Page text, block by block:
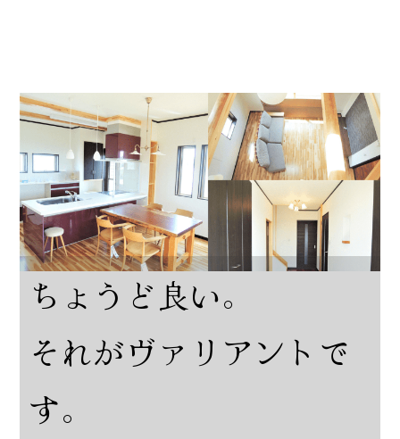
ちょうど良い。
それがヴァリアントで
す。